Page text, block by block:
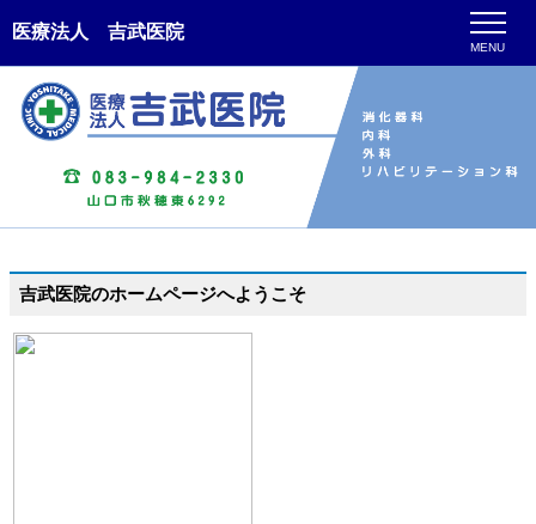
医療法人 吉武医院
MENU
吉武医院のホームページへようこそ